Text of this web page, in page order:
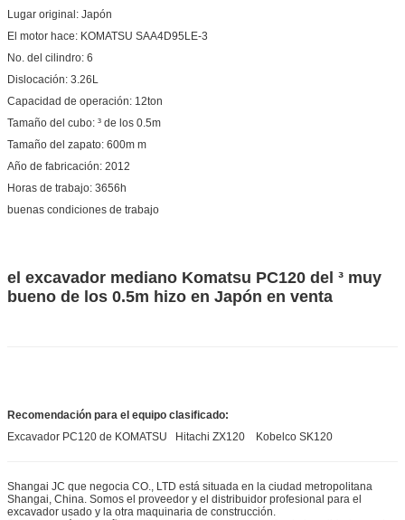
Lugar original: Japón
El motor hace: KOMATSU SAA4D95LE-3
No. del cilindro: 6
Dislocación: 3.26L
Capacidad de operación: 12ton
Tamaño del cubo: ³ de los 0.5m
Tamaño del zapato: 600m m
Año de fabricación: 2012
Horas de trabajo: 3656h
buenas condiciones de trabajo
el excavador mediano Komatsu PC120 del ³ muy
bueno de los 0.5m hizo en Japón en venta
Recomendación para el equipo clasificado:
Excavador PC120 de KOMATSU Hitachi ZX120 Kobelco SK120
Shangai JC que negocia CO., LTD está situada en la ciudad metropolitana
Shangai, China. Somos el proveedor y el distribuidor profesional para el
excavador usado y la otra maquinaria de construcción.